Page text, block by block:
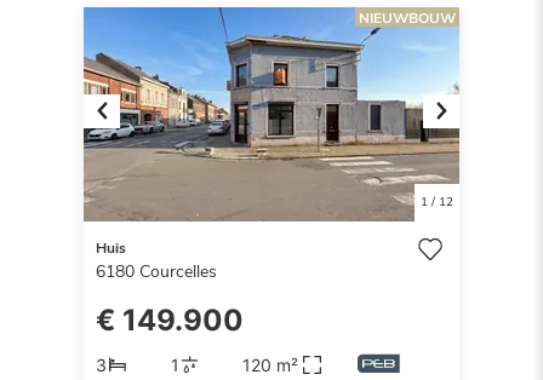
Previous Next
1/ 12
NIEUWBOUW
Huis
6180 Courcelles
€ 149.900
3 1 120 m²